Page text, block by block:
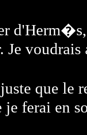
Je
que le
je ferai en